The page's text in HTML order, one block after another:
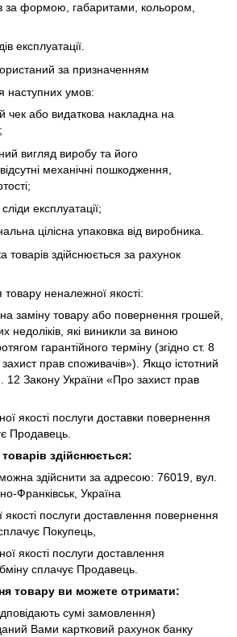
за формою, габаритами, кольором,
експлуатації.
за призначенням
наступних умов:
чек або видаткова накладна на
вигляд виробу та його
механічні пошкодження,
експлуатації;
цілісна упаковка від виробника.
товарів здійснюється за рахунок
неналежної якості:
заміну товару або повернення грошей,
недоліків, які виникли за виною
гарантійного терміну (згідно ст. 8
прав споживачів»). Якщо істотний
12 Закону України «Про захист прав
якості послуги доставки повернення
Продавець.
здійснюється:
здійснити за адресою: 76019, вул.
Франківськ, Україна
якості послуги доставлення повернення
Покупець,
якості послуги доставлення
сплачує Продавець.
товару ви можете отримати:
сумі замовлення)
Вами картковий рахунок банку